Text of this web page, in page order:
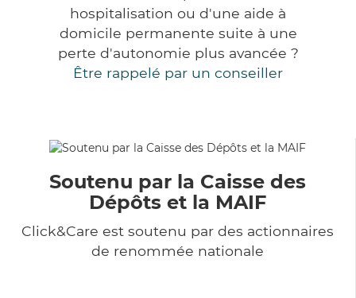
hospitalisation ou d'une aide à
domicile permanente suite à une
perte d'autonomie plus avancée ?
Être rappelé par un conseiller
Soutenu par la Caisse des
Dépôts et la MAIF
Click&Care est soutenu par des actionnaires
de renommée nationale